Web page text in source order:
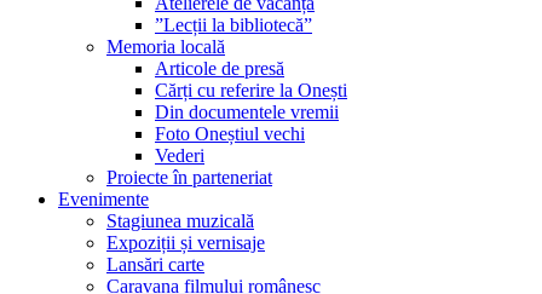
”Lecții la bibliotecă”
Memoria locală
Articole de presă
Cărți cu referire la Onești
Din documentele vremii
Foto Oneștiul vechi
Vederi
Proiecte în parteneriat
Evenimente
Stagiunea muzicală
Expoziții și vernisaje
Lansări carte
Caravana filmului românesc